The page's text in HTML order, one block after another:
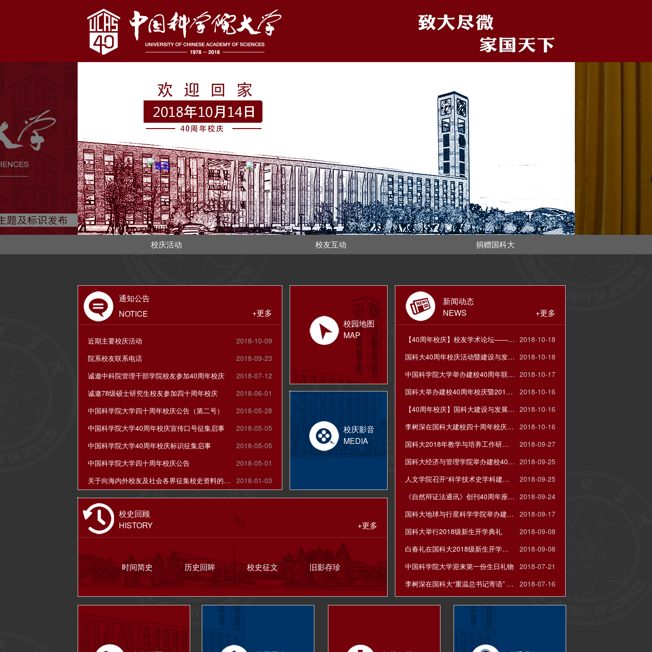
校庆活动 校友互动 捐赠国科大
通知公告
NOTICE
+更多
2018-10-09
近期主要校庆活动
2018-09-23
院系校友联系电话
2018-07-12
诚邀中科院管理干部学院校友参加40周年校庆
2018-06-01
诚邀78级硕士研究生校友参加四十周年校庆
2018-05-28
中国科学院大学四十周年校庆公告（第二号）
2018-05-05
中国科学院大学40周年校庆宣传口号征集启事
2018-05-05
中国科学院大学40周年校庆标识征集启事
2018-05-01
中国科学院大学四十周年校庆公告
2018-01-03
关于向海内外校友及社会各界征集校史资料的公告
校园地图
MAP
新闻动态
NEWS
+更多
2018-10-18
【40周年校庆】校友学术论坛——以学术之姿献礼国科大
2018-10-18
国科大40周年校庆活动暨建设与发展论坛之“科教融合与研究生教学改革”
2018-10-17
中国科学院大学举办建校40周年联欢晚会
2018-10-16
国科大举办建校40周年校庆暨2018年中学校长论坛
2018-10-16
【40周年校庆】国科大建设与发展论坛——双一流建设背景下的学科建设
2018-10-16
李树深在国科大建校四十周年校庆大会上的讲话
2018-09-27
国科大2018年教学与培养工作研讨会在雁栖湖校区召开
2018-09-25
国科大经济与管理学院举办建校40周年庆祝活动暨校友高端论坛
2018-09-25
人文学院召开“科学技术史学科建设再出发”学术研讨会
2018-09-24
《自然辩证法通讯》创刊40周年座谈会在京举办
2018-09-17
国科大地球与行星科学学院举办建院四十周年纪念大会
2018-09-08
国科大举行2018级新生开学典礼
2018-09-08
白春礼在国科大2018级新生开学典礼上的讲话
2018-07-21
中国科学院大学迎来第一份生日礼物
2018-07-16
李树深在国科大“重温总书记寄语” 学生党员座谈会上的讲话
校庆影音
MEDIA
校史回顾
HISTORY
+更多
时间简史 历史回眸 校史征文 旧影存珍